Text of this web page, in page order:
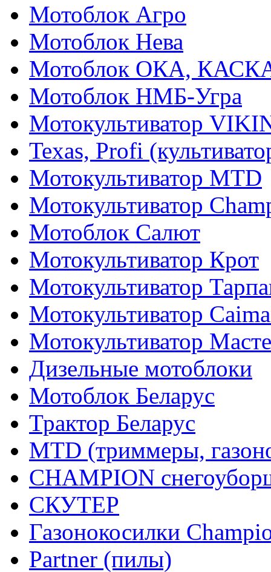
Мотоблок Агро
Мотоблок Нева
Мотоблок ОКА,
Мотоблок НМБ-Угра
Мотокультиватор
Texas, Profi
Мотокультиватор MTD
Мотокультиватор
Мотоблок Салют
Мотокультиватор Крот
Мотокультиватор
Мотокультиватор
Мотокультиватор
Дизельные мотоблоки
Мотоблок Беларус
Трактор Беларус
MTD (триммеры,
CHAMPION
СКУТЕР
Газонокосилки
Partner (пилы)